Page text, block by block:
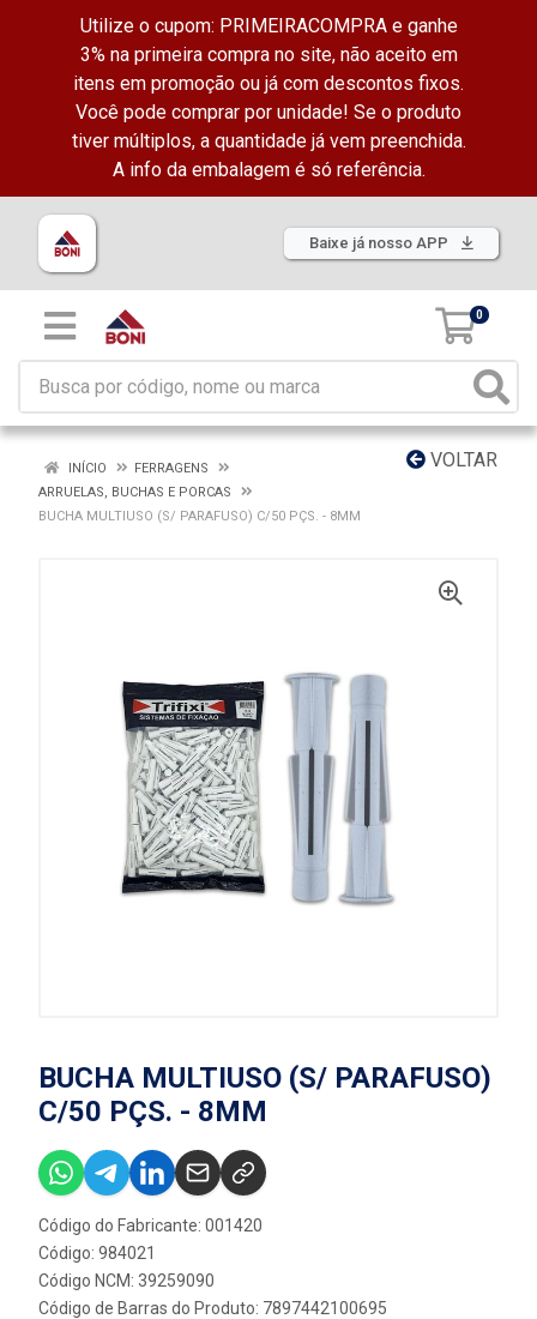
Utilize o cupom: PRIMEIRACOMPRA e ganhe
3% na primeira compra no site, não aceito em
itens em promoção ou já com descontos fixos.
Você pode comprar por unidade! Se o produto
tiver múltiplos, a quantidade já vem preenchida.
A info da embalagem é só referência.
Baixe já nosso APP
0
VOLTAR
INÍCIO
FERRAGENS
ARRUELAS, BUCHAS E PORCAS
BUCHA MULTIUSO (S/ PARAFUSO) C/50 PÇS. - 8MM
BUCHA MULTIUSO (S/ PARAFUSO)
C/50 PÇS. - 8MM
Código do Fabricante: 001420
Código: 984021
Código NCM: 39259090
Código de Barras do Produto: 7897442100695